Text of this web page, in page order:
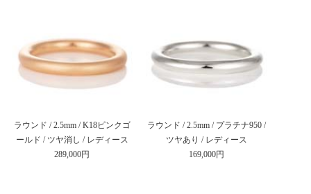
ラウンド / 2.5mm / K18ピンクゴ
ールド / ツヤ消し / レディース
289,000円
ラウンド / 2.5mm / プラチナ950 /
ツヤあり / レディース
169,000円